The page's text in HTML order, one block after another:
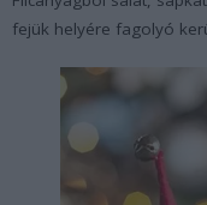
fejük helyére fagolyó